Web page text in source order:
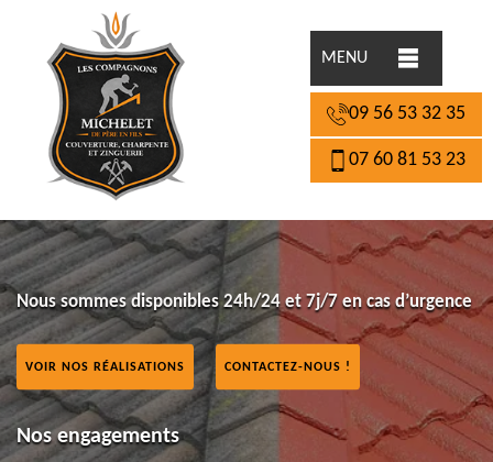
MENU
09 56 53 32 35
07 60 81 53 23
Nous sommes disponibles 24h/24 et 7j/7 en cas d’urgence
VOIR NOS RÉALISATIONS CONTACTEZ-NOUS !
Nos engagements